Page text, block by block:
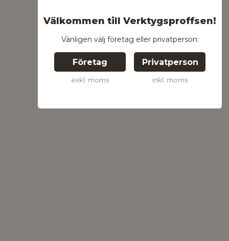
Välkommen till Verktygsproffsen!
Vänligen välj företag eller privatperson:
Företag
exkl. moms
Privatperson
inkl. moms